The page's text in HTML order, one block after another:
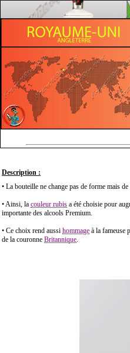
Description :
• La bouteille ne change pas de forme mais de
• Ainsi, la couleur rubis a été choisie pour
importante des alcools Premium.
• Ce choix rend aussi hommage à la fameuse
de la couronne Britannique